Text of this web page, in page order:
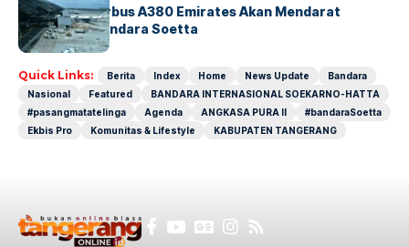
8 Agustus, Airbus A380 Emirates Akan Mendarat
Perdana di Bandara Soetta
Quick Links: Berita Index Home News Update
Bandara
Nasional
Featured
BANDARA INTERNASIONAL SOEKARNO-HATTA
#pasangmatatelinga
Agenda ANGKASA PURA II
#bandaraSoetta
Ekbis Pro
Komunitas & Lifestyle KABUPATEN TANGERANG